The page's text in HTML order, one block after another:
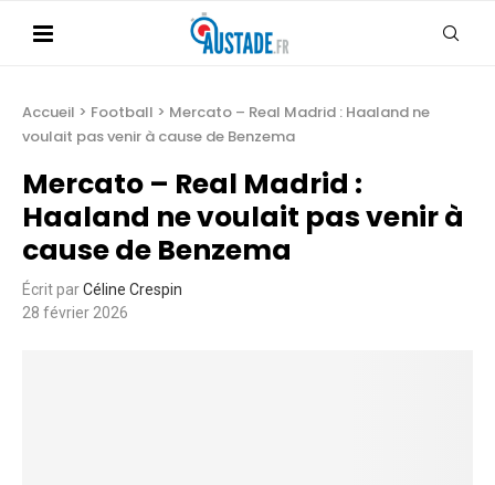
Accueil > Football > Mercato – Real Madrid : Haaland ne
voulait pas venir à cause de Benzema
Mercato – Real Madrid :
Haaland ne voulait pas venir à
cause de Benzema
Écrit parCéline Crespin
28 février 2026